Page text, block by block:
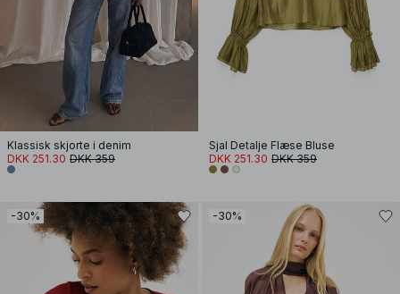
Klassisk skjorte i denim
DKK 251.30 DKK 359
Sjal Detalje Flæse Bluse
DKK 251.30 DKK 359
-30% -30%